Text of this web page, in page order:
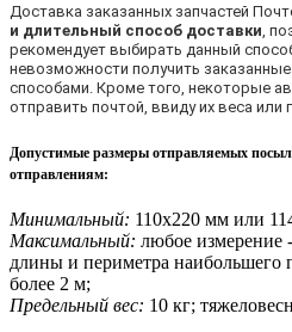
Доставка заказанных запчастей
и длительный способ доставки ,
рекомендует выбирать данный
невозможности получить
способами. Кроме того, некоторые
отправить почтой, ввиду их веса или
Допустимые размеры отправляемых
отправлениям:
Минимальный: 110х220 мм или
Максимальный: любое измерение
длины и периметра наибольшего
более 2 м;
Предельный вес: 10 кг;